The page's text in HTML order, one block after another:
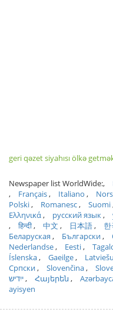
geri qəzet siyahısı ölkə
Newspaper list WorldWide:
Français
Italiano
Polski
Romanesc Suomi
Ελληνικά
русский язык
हिन्दी
中文 日本語 한
Беларуская
Български
Nederlandse
Eesti
Íslenska
Gaeilge Latviešu
Српски
Slovenčina
ייִדיש
Հայերեն
ayisyen